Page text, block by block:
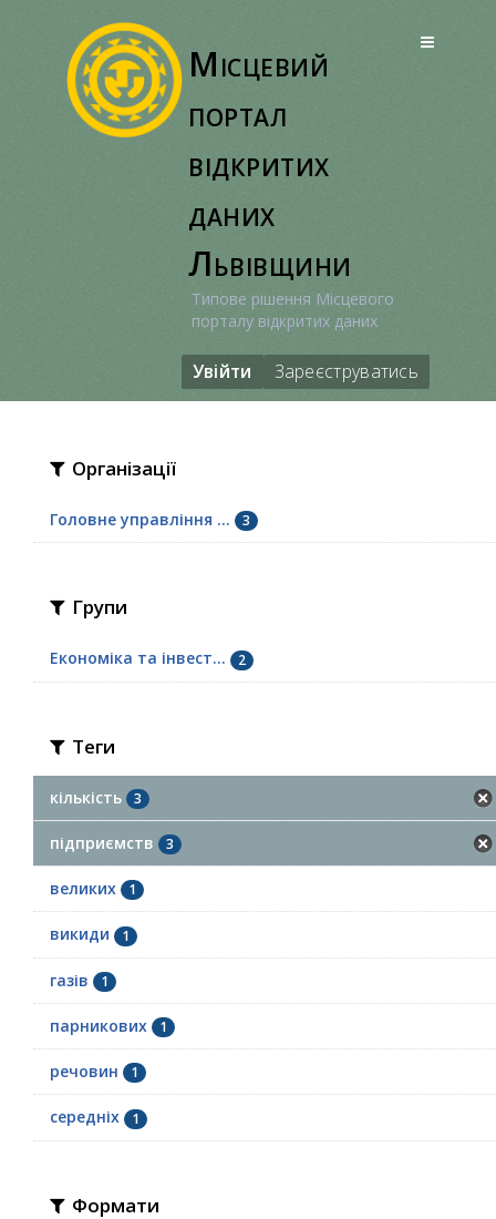
Місцевий
портал
відкритих
даних
Львівщини
Типове рішення Місцевого
порталу відкритих даних
Увійти Зареєструватись
Організації
Головне управління ... 3
Групи
Економіка та інвест... 2
Теги
кількість 3
підприємств 3
великих 1
викиди 1
газів 1
парникових 1
речовин 1
середніх 1
Формати